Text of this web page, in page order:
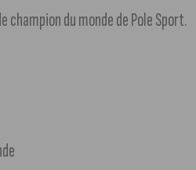
du monde de Pole Sport.